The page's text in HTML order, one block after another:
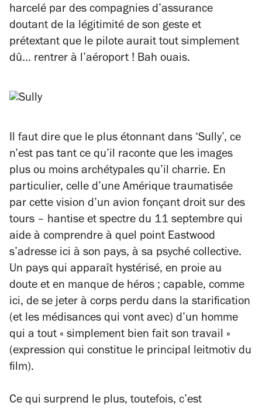
harcelé par des compagnies d’assurance
doutant de la légitimité de son geste et
prétextant que le pilote aurait tout simplement
dû… rentrer à l’aéroport ! Bah ouais.
Il faut dire que le plus étonnant dans ‘Sully’, ce
n’est pas tant ce qu’il raconte que les images
plus ou moins archétypales qu’il charrie. En
particulier, celle d’une Amérique traumatisée
par cette vision d’un avion fonçant droit sur des
tours – hantise et spectre du 11 septembre qui
aide à comprendre à quel point Eastwood
s’adresse ici à son pays, à sa psyché collective.
Un pays qui apparaît hystérisé, en proie au
doute et en manque de héros ; capable, comme
ici, de se jeter à corps perdu dans la starification
(et les médisances qui vont avec) d’un homme
qui a tout « simplement bien fait son travail »
(expression qui constitue le principal leitmotiv du
film).
Ce qui surprend le plus, toutefois, c’est